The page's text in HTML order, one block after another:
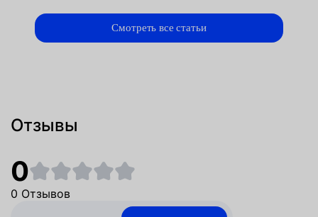
Смотреть все статьи
Отзывы
0
0 Отзывов